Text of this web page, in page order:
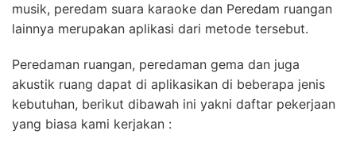
musik, peredam suara karaoke dan Peredam ruangan
lainnya merupakan aplikasi dari metode tersebut.
Peredaman ruangan, peredaman gema dan juga
akustik ruang dapat di aplikasikan di beberapa jenis
kebutuhan, berikut dibawah ini yakni daftar pekerjaan
yang biasa kami kerjakan :